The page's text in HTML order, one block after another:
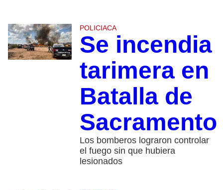
POLICIACA
Se incendia
tarimera en
Batalla de
Sacramento
Los bomberos lograron controlar
el fuego sin que hubiera
lesionados